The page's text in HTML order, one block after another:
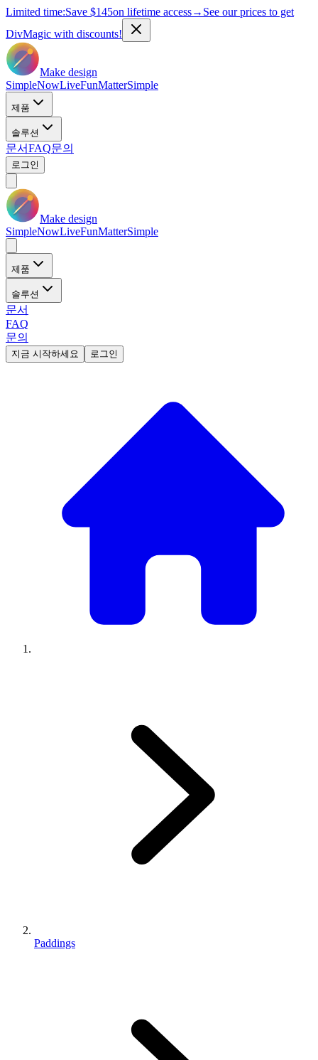
Limited time:Save $145on lifetime access→ See our prices to get
DivMagic with discounts!
Make design
SimpleNowLiveFunMatterSimple
제품
솔루션
문서FAQ문의
로그인
Make design
SimpleNowLiveFunMatterSimple
제품
솔루션
문서
FAQ
문의
지금 시작하세요 로그인
Paddings